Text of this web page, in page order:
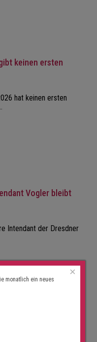
keinen ersten
hat keinen ersten
Vogler bleibt
Intendant der Dresdner
×
monatlich ein neues